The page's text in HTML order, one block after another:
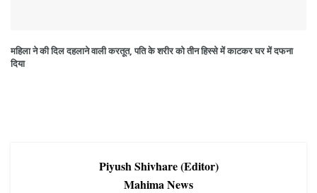
महिला ने की दिल दहलाने वाली करतूत, पति के शरीर को तीन हिस्से में काटकर घर में दफना
दिया
Piyush Shivhare (Editor)
Mahima News